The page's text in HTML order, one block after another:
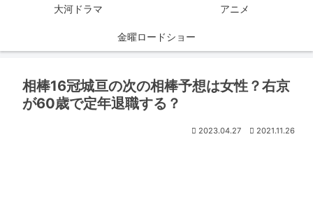
大河ドラマ アニメ
金曜ロードショー
相棒16冠城亘の次の相棒予想は女性？右京
が60歳で定年退職する？
2023.04.27 2021.11.26